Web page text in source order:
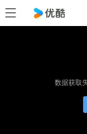
数据获取